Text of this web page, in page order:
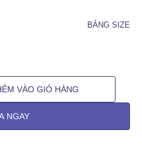
BẢNG SIZE
VÀO GIỎ HÀNG
NGAY